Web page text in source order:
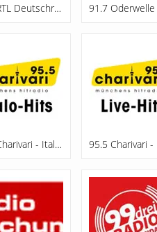
89.0 RTL Deutschrap 91.7 Oderwelle
95.5 Charivari - Italo-Hits